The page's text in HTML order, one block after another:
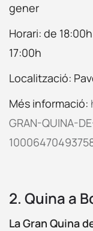
gener
Horari: de
17:00h
Localització:
Més informació:
GRAN-QUINA-
2. Quina a
La Gran Quina